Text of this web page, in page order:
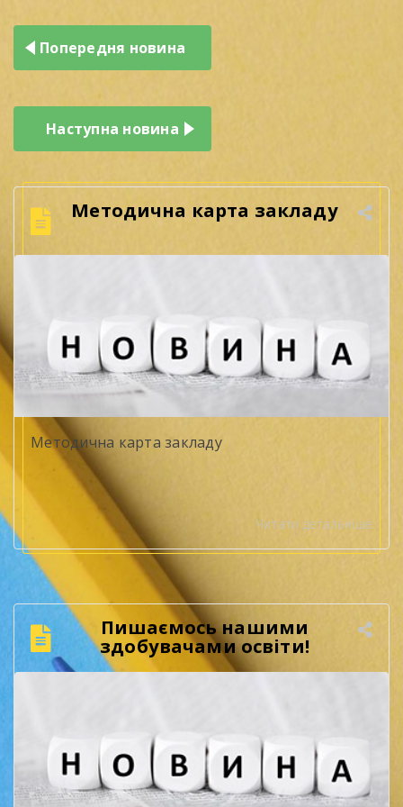
Навігація
записів
Попередня новина
Наступна новина
Методична карта закладу
Методична карта закладу
Читати детальніше
Пишаємось нашими
здобувачами освіти!